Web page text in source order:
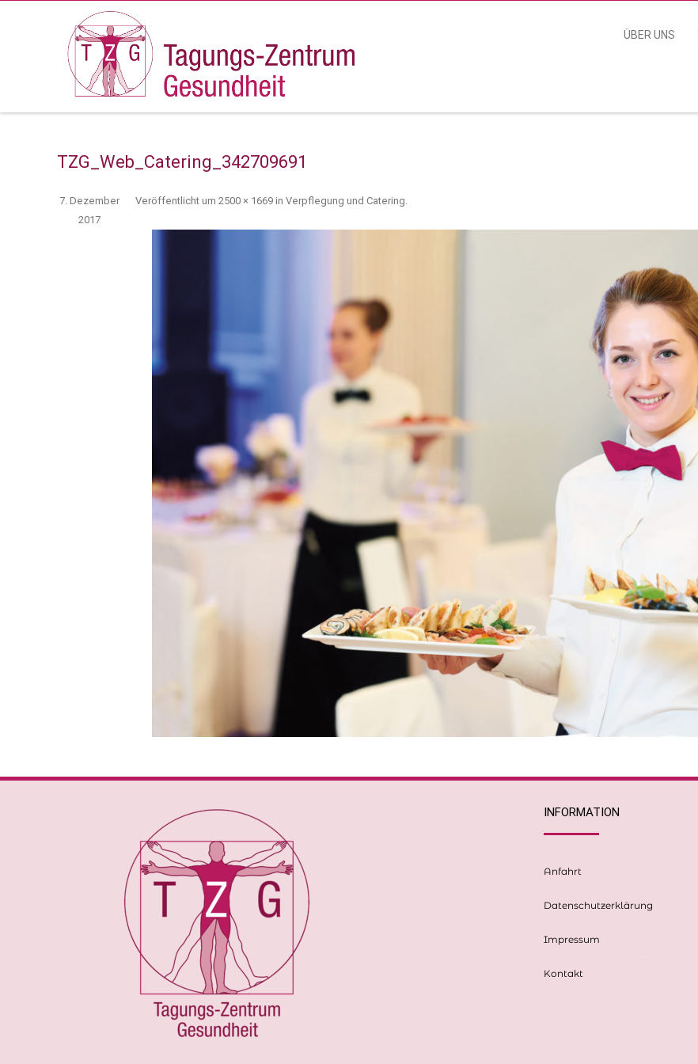
ÜBER UNS
TZG_Web_Catering_342709691
Veröffentlicht
7. Dezember
2017
um 2500 × 1669 in Verpflegung und Catering
INFORMATION
Anfahrt
Datenschutzerklärung
Impressum
Kontakt